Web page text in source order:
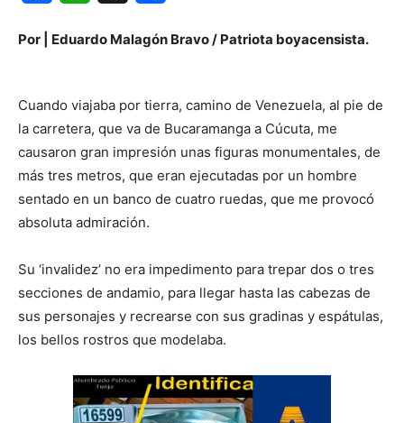
Por | Eduardo Malagón Bravo / Patriota boyacensista.
Cuando viajaba por tierra, camino de Venezuela, al pie de
la carretera, que va de Bucaramanga a Cúcuta, me
causaron gran impresión unas figuras monumentales, de
más tres metros, que eran ejecutadas por un hombre
sentado en un banco de cuatro ruedas, que me provocó
absoluta admiración.
Su ‘invalidez’ no era impedimento para trepar dos o tres
secciones de andamio, para llegar hasta las cabezas de
sus personajes y recrearse con sus gradinas y espátulas,
los bellos rostros que modelaba.